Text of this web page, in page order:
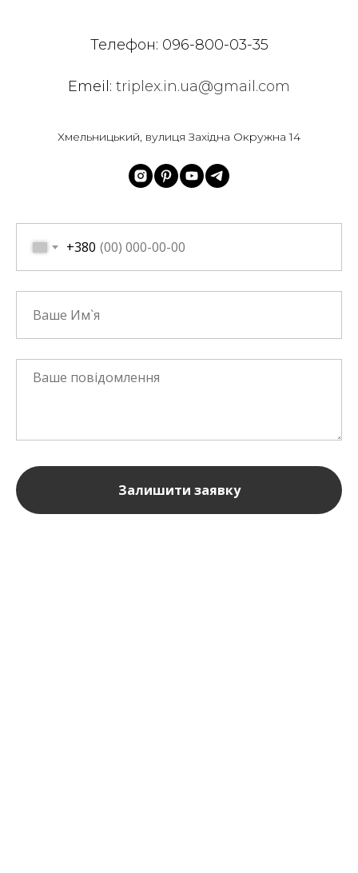
Телефон: 096-800-03-35
Emeil: triplex.in.ua@gmail.com
Хмельницький, вулиця Західна Окружна 14
+380
Залишити заявку